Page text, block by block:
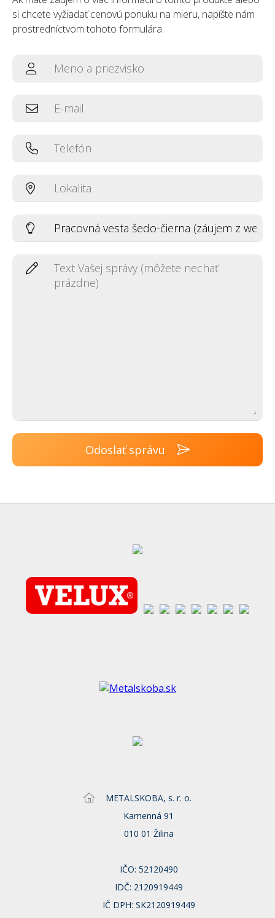
si chcete vyžiadať cenovú ponuku na mieru, napíšte nám
prostredníctvom tohoto formulára.
Odoslať správu
METALSKOBA, s. r. o.
Kamenná 91
010 01 Žilina
IČO: 52120490
IDČ: 2120919449
IČ DPH: SK2120919449